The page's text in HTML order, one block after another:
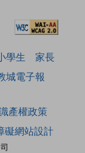
學生
家長
城電子報
產權政策
礙網站設計